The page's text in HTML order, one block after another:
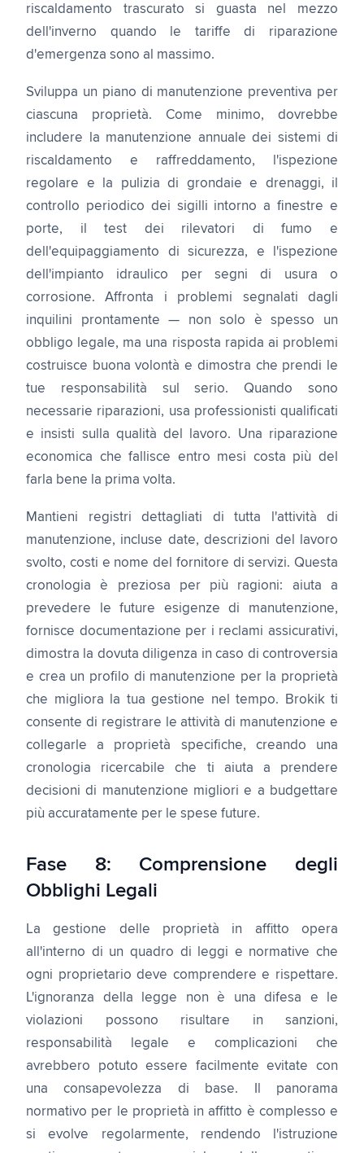
riscaldamento trascurato si guasta nel mezzo
dell'inverno quando le tariffe di riparazione
d'emergenza sono al massimo.
Sviluppa un piano di manutenzione preventiva per
ciascuna proprietà. Come minimo, dovrebbe
includere la manutenzione annuale dei sistemi di
riscaldamento e raffreddamento, l'ispezione
regolare e la pulizia di grondaie e drenaggi, il
controllo periodico dei sigilli intorno a finestre e
porte, il test dei rilevatori di fumo e
dell'equipaggiamento di sicurezza, e l'ispezione
dell'impianto idraulico per segni di usura o
corrosione. Affronta i problemi segnalati dagli
inquilini prontamente — non solo è spesso un
obbligo legale, ma una risposta rapida ai problemi
costruisce buona volontà e dimostra che prendi le
tue responsabilità sul serio. Quando sono
necessarie riparazioni, usa professionisti qualificati
e insisti sulla qualità del lavoro. Una riparazione
economica che fallisce entro mesi costa più del
farla bene la prima volta.
Mantieni registri dettagliati di tutta l'attività di
manutenzione, incluse date, descrizioni del lavoro
svolto, costi e nome del fornitore di servizi. Questa
cronologia è preziosa per più ragioni: aiuta a
prevedere le future esigenze di manutenzione,
fornisce documentazione per i reclami assicurativi,
dimostra la dovuta diligenza in caso di controversia
e crea un profilo di manutenzione per la proprietà
che migliora la tua gestione nel tempo. Brokik ti
consente di registrare le attività di manutenzione e
collegarle a proprietà specifiche, creando una
cronologia ricercabile che ti aiuta a prendere
decisioni di manutenzione migliori e a budgettare
più accuratamente per le spese future.
Fase 8: Comprensione degli
Obblighi Legali
La gestione delle proprietà in affitto opera
all'interno di un quadro di leggi e normative che
ogni proprietario deve comprendere e rispettare.
L'ignoranza della legge non è una difesa e le
violazioni possono risultare in sanzioni,
responsabilità legale e complicazioni che
avrebbero potuto essere facilmente evitate con
una consapevolezza di base. Il panorama
normativo per le proprietà in affitto è complesso e
si evolve regolarmente, rendendo l'istruzione